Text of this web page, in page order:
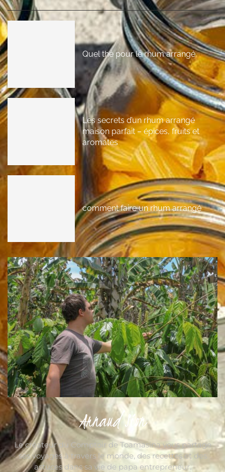
Quel thé pour le rhum arrangé
Les secrets d’un rhum arrangé
maison parfait – épices, fruits et
aromates
comment faire un rhum arrangé
Arnaud Sion
Le créateur du Comptoir de Toamasina vous partage
ses voyages à travers le monde, des recettes et des
astuces dans sa vie de papa entrepreneur.